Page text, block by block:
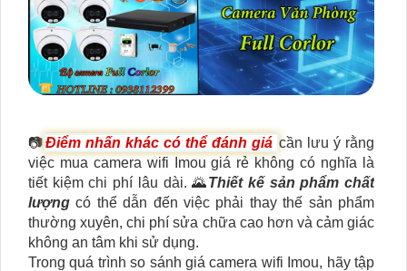
📷Điểm nhấn khác có thể đánh giá cần lưu ý rằng
việc mua camera wifi Imou giá rẻ không có nghĩa là
tiết kiệm chi phí lâu dài. 🌄Thiết kế sản phẩm chất
lượng có thể dẫn đến việc phải thay thế sản phẩm
thường xuyên, chi phí sửa chữa cao hơn và cảm giác
không an tâm khi sử dụng.
Trong quá trình so sánh giá camera wifi Imou, hãy tập